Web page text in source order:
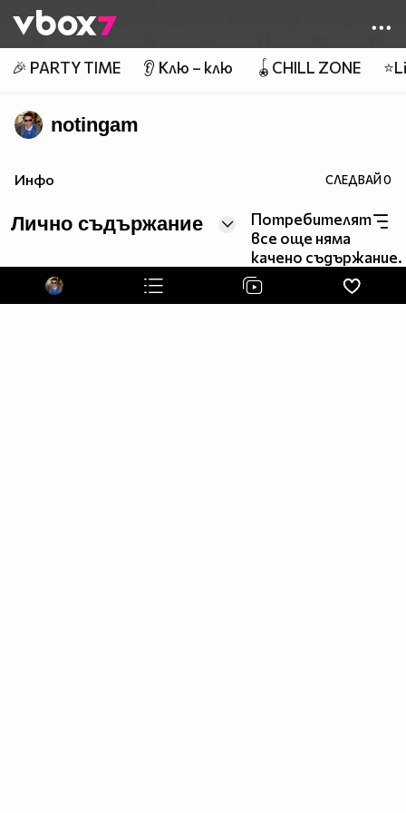
👾
🎉 PARTY TIME 👂 Клю – клю 🪀CHILL ZONE
notingam
Инфо СЛЕДВАЙ0
Лично съдържание
Потребителят
все още няма
качено съдържание.